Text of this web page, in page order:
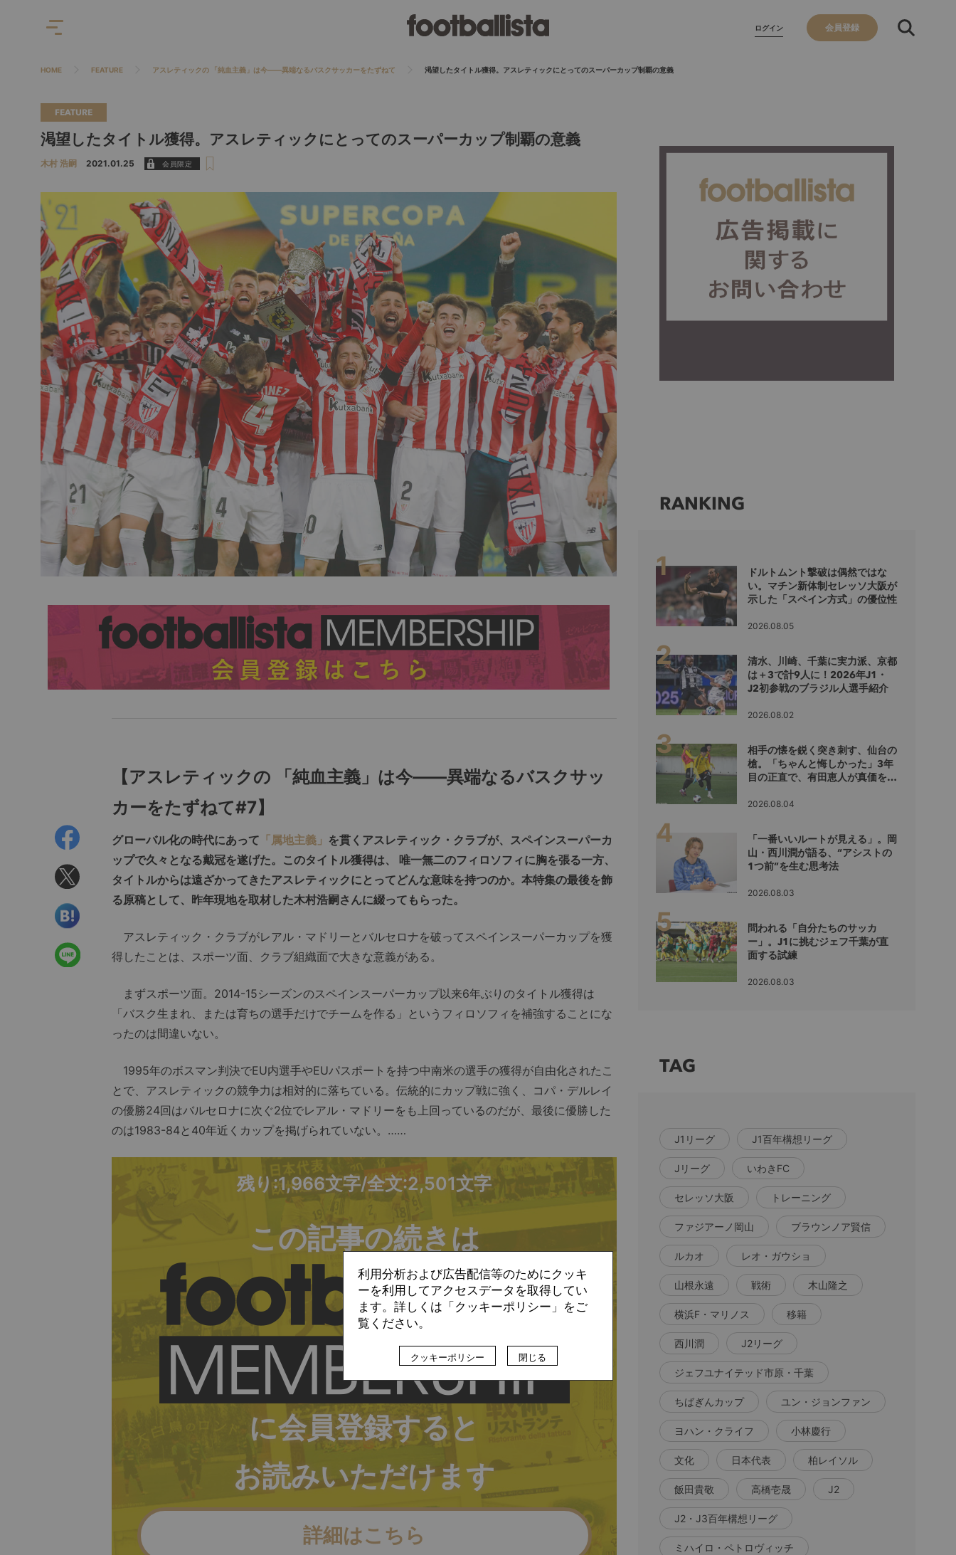
ログイン 会員登録
HOME FEATURE アスレティックの 「純血主義」は今――異端なるバスクサッカーをたずねて 渇望したタイトル獲得。アスレティックにとってのスーパーカップ制覇の意義
FEATURE
渇望したタイトル獲得。アスレティックにとってのスーパーカップ制覇の意義
木村 浩嗣 2021.01.25
【アスレティックの 「純血主義」は今――異端なるバスクサッ
カーをたずねて#7】
グローバル化の時代にあって 「属地主義」 を貫くアスレティック・クラブが、スペインスーパーカ
ップで久々となる戴冠を遂げた。このタイトル獲得は、 唯一無二のフィロソフィに胸を張る一方、
タイトルからは遠ざかってきたアスレティックにとってどんな意味を持つのか。本特集の最後を飾
る原稿として、昨年現地を取材した木村浩嗣さんに綴ってもらった。
アスレティック・クラブがレアル・マドリーとバルセロナを破ってスペインスーパーカップを獲
得したことは、スポーツ面、クラブ組織面で大きな意義がある。
まずスポーツ面。2014-15シーズンのスペインスーパーカップ以来6年ぶりのタイトル獲得は
「バスク生まれ、または育ちの選手だけでチームを作る」というフィロソフィを補強することにな
ったのは間違いない。
1995年のボスマン判決でEU内選手やEUパスポートを持つ中南米の選手の獲得が自由化されたこ
とで、アスレティックの競争力は相対的に落ちている。伝統的にカップ戦に強く、コパ・デルレイ
の優勝24回はバルセロナに次ぐ2位でレアル・マドリーをも上回っているのだが、最後に優勝した
のは1983-84と40年近くカップを掲げられていない。……
残り:1,966文字/全文:2,501文字
この記事の続きは
に会員登録すると
お読みいただけます
詳細はこちら
RANKING
ドルトムント撃破は偶然ではな
い。マチン新体制セレッソ大阪が
示した「スペイン方式」の優位性
2026.08.05
清水、川崎、千葉に実力派、京都
は＋3で計9人に！2026年J1・
J2初参戦のブラジル人選手紹介
2026.08.02
相手の懐を鋭く突き刺す、仙台の
槍。「ちゃんと悔しかった」3年
目の正直で、有田恵人が真価を示
2026.08.04
「一番いいルートが見える」。岡
山・西川潤が語る、“アシストの
1つ前”を生む思考法
2026.08.03
問われる「自分たちのサッカ
ー」。J1に挑むジェフ千葉が直
面する試練
2026.08.03
TAG
J1リーグ J1百年構想リーグ
Jリーグ いわきFC
セレッソ大阪 トレーニング
ファジアーノ岡山 ブラウンノア賢信
ルカオ レオ・ガウショ
山根永遠 戦術 木山隆之
横浜F・マリノス 移籍
西川潤 J2リーグ
ジェフユナイテッド市原・千葉
ちばぎんカップ ユン・ジョンファン
ヨハン・クライフ 小林慶行
文化 日本代表 柏レイソル
飯田貴敬 高橋壱晟 J2
J2・J3百年構想リーグ
ミハイロ・ペトロヴィッチ
利用分析および広告配信等のためにクッキ
ーを利用してアクセスデータを取得してい
ます。詳しくは「クッキーポリシー」をご
覧ください。
クッキーポリシー 閉じる